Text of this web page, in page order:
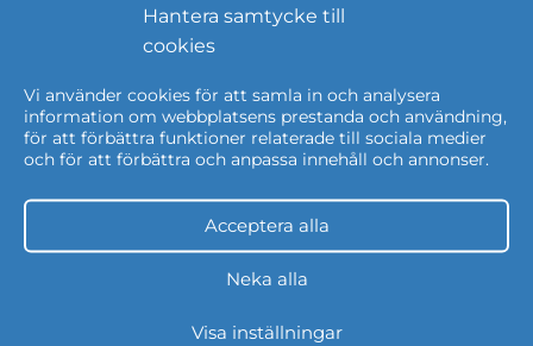
Hantera samtycke till
cookies
Vi använder cookies för att samla in och analysera
information om webbplatsens prestanda och användning,
för att förbättra funktioner relaterade till sociala medier
och för att förbättra och anpassa innehåll och annonser.
Acceptera alla
Neka alla
Visa inställningar
vilket garanterar smidig integration och hantering av
din organisations enheter.
Robust säkerhet
säkerhetsfunktioner, såsom enhetskryptering,
fjärrlåsning och radering, apphantering och säker
data och tillgångar.